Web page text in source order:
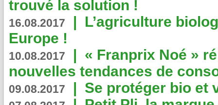
trouvé la solution !
16.08.2017 | L’agriculture
Europe !
10.08.2017 | « Franprix Noé »
nouvelles tendances de
09.08.2017 | Se protéger bio et